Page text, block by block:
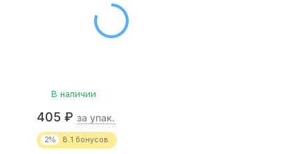
В наличии
405 ₽ за упак.
2% 8.1 бонусов